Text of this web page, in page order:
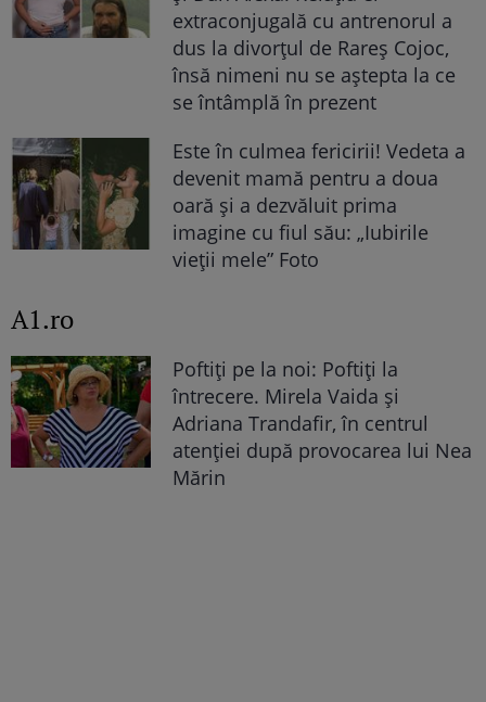
extraconjugală cu antrenorul a
dus la divorțul de Rareș Cojoc,
însă nimeni nu se aștepta la ce
se întâmplă în prezent
Este în culmea fericirii! Vedeta a
devenit mamă pentru a doua
oară și a dezvăluit prima
imagine cu fiul său: „Iubirile
vieții mele” Foto
A1.ro
Poftiți pe la noi: Poftiți la
întrecere. Mirela Vaida și
Adriana Trandafir, în centrul
atenției după provocarea lui Nea
Mărin